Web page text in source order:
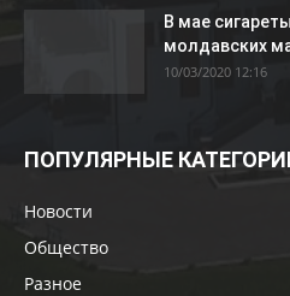
В мае
молдавских
10/03/2020 12:16
ПОПУЛЯРНЫЕ
Новости
Общество
Разное